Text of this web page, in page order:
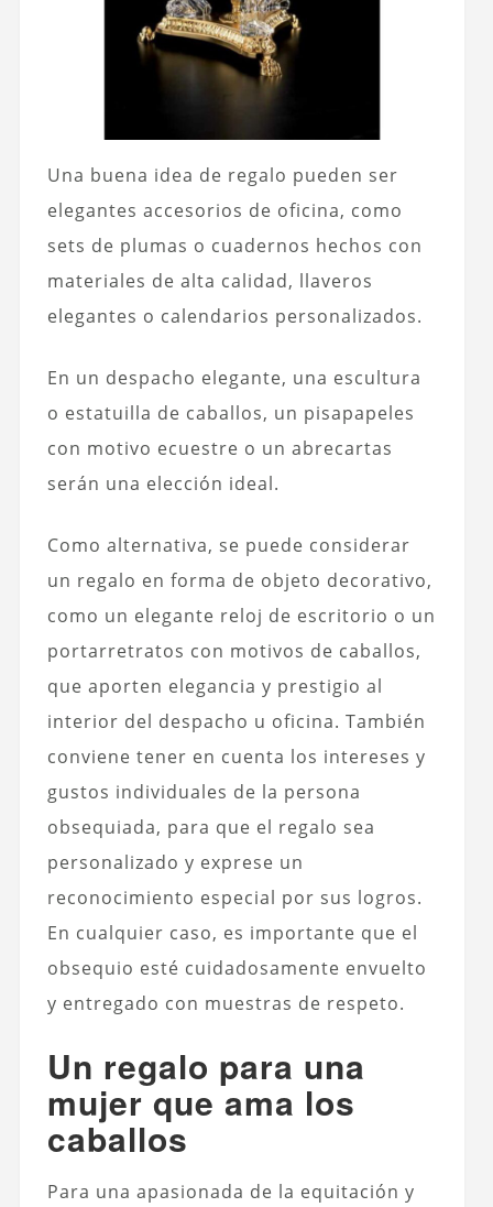
Una buena idea de regalo pueden ser
elegantes accesorios de oficina, como
sets de plumas o cuadernos hechos con
materiales de alta calidad, llaveros
elegantes o calendarios personalizados.
En un despacho elegante, una escultura
o estatuilla de caballos, un pisapapeles
con motivo ecuestre o un abrecartas
serán una elección ideal.
Como alternativa, se puede considerar
un regalo en forma de objeto decorativo,
como un elegante reloj de escritorio o un
portarretratos con motivos de caballos,
que aporten elegancia y prestigio al
interior del despacho u oficina. También
conviene tener en cuenta los intereses y
gustos individuales de la persona
obsequiada, para que el regalo sea
personalizado y exprese un
reconocimiento especial por sus logros.
En cualquier caso, es importante que el
obsequio esté cuidadosamente envuelto
y entregado con muestras de respeto.
Un regalo para una
mujer que ama los
caballos
Para una apasionada de la equitación y